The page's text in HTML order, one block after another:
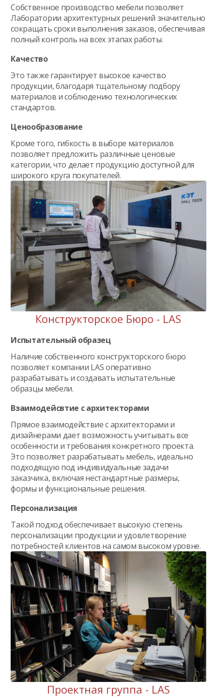
Собственное производство мебели позволяет
Лаборатории архитектурных решений значительно
сокращать сроки выполнения заказов, обеспечивая
полный контроль на всех этапах работы.
Качество
Это также гарантирует высокое качество
продукции, благодаря тщательному подбору
материалов и соблюдению технологических
стандартов.
Ценообразование
Кроме того, гибкость в выборе материалов
позволяет предложить различные ценовые
категории, что делает продукцию доступной для
широкого круга покупателей.
Конструкторское Бюро - LAS
Испытательный образец
Наличие собственного конструкторского бюро
позволяет компании LAS оперативно
разрабатывать и создавать испытательные
образцы мебели.
Взаимодейсвтие с архитекторами
Прямое взаимодействие с архитекторами и
дизайнерами дает возможность учитывать все
особенности и требования конкретного проекта.
Это позволяет разрабатывать мебель, идеально
подходящую под индивидуальные задачи
заказчика, включая нестандартные размеры,
формы и функциональные решения.
Персонализация
Такой подход обеспечивает высокую степень
персонализации продукции и удовлетворение
потребностей клиентов на самом высоком уровне.
Проектная группа - LAS